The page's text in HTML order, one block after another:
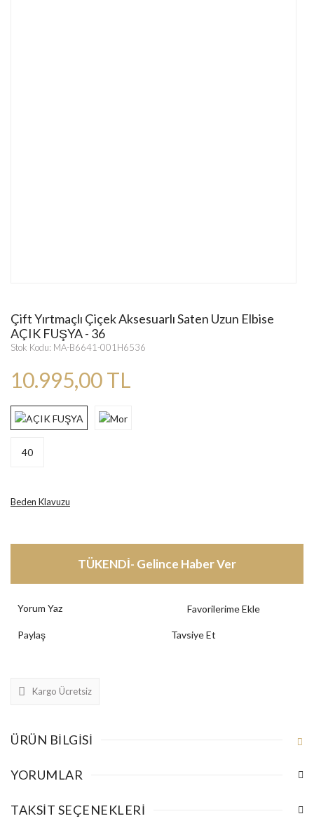
Çift Yırtmaçlı Çiçek Aksesuarlı Saten Uzun Elbise
AÇIK FUŞYA - 36
Stok Kodu: MA-B6641-001H6536
10.995,00 TL
40
Beden Klavuzu
TÜKENDİ- Gelince Haber Ver
Yorum Yaz
Paylaş Tavsiye Et
Kargo Ücretsiz
ÜRÜN BILGISI
YORUMLAR
TAKSIT SEÇENEKLERI